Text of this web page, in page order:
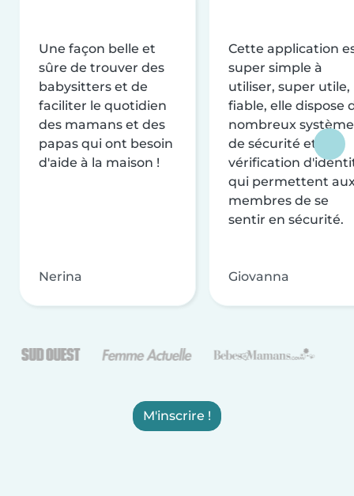
Une façon belle et
sûre de trouver des
babysitters et de
faciliter le quotidien
des mamans et des
papas qui ont besoin
d'aide à la maison !
Nerina
Cette application
super simple à
utiliser, super utile,
fiable, elle dispose
nombreux
de sécurité et de
vérification
qui permettent
membres de se
sentir en sécurité.
Giovanna
M'inscrire !